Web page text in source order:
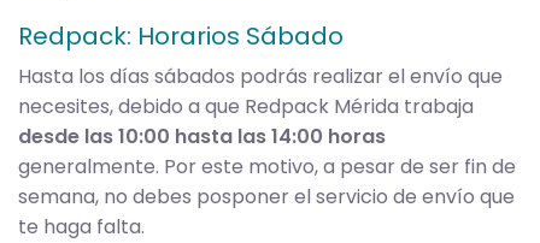
Redpack: Horarios Sábado
Hasta los días sábados podrás realizar el envío que
necesites, debido a que Redpack Mérida trabaja
desde las 10:00 hasta las 14:00 horas
generalmente. Por este motivo, a pesar de ser fin de
semana, no debes posponer el servicio de envío que
te haga falta.